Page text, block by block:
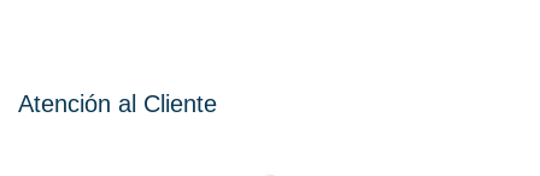
Atención al Cliente